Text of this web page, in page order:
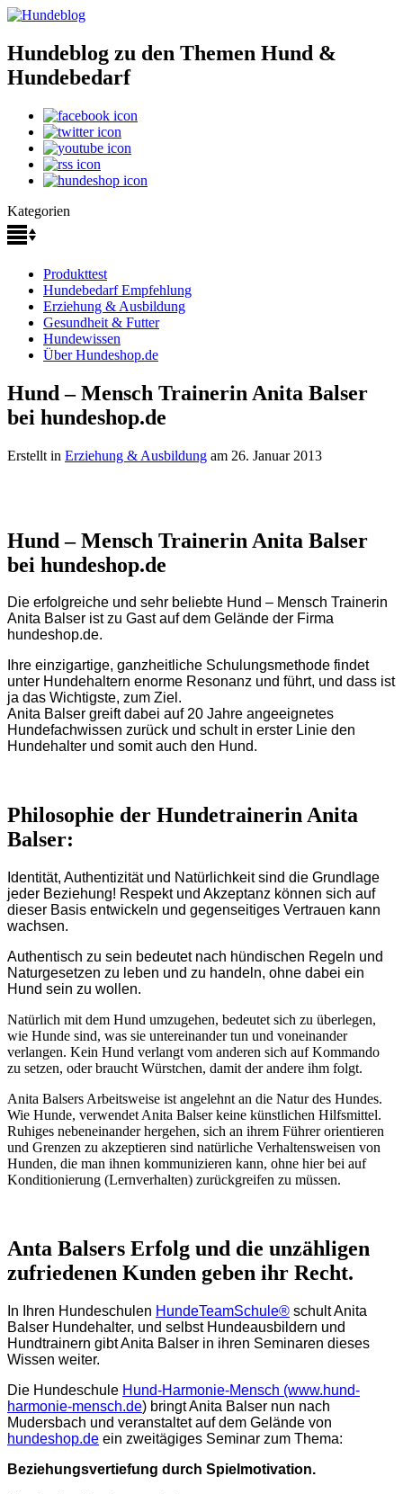
Hundeblog zu den Themen Hund &
Hundebedarf
Kategorien
Produkttest
Hundebedarf Empfehlung
Erziehung & Ausbildung
Gesundheit & Futter
Hundewissen
Über Hundeshop.de
Hund – Mensch Trainerin Anita Balser
bei hundeshop.de
Erstellt in Erziehung & Ausbildung am 26. Januar 2013
Hund – Mensch Trainerin Anita Balser
bei hundeshop.de
Die erfolgreiche und sehr beliebte Hund – Mensch Trainerin
Anita Balser ist zu Gast auf dem Gelände der Firma
hundeshop.de.
Ihre einzigartige, ganzheitliche Schulungsmethode findet
unter Hundehaltern enorme Resonanz und führt, und dass ist
ja das Wichtigste, zum Ziel.
Anita Balser greift dabei auf 20 Jahre angeeignetes
Hundefachwissen zurück und schult in erster Linie den
Hundehalter und somit auch den Hund.
Philosophie der Hundetrainerin Anita
Balser:
Identität, Authentizität und Natürlichkeit sind die Grundlage
jeder Beziehung! Respekt und Akzeptanz können sich auf
dieser Basis entwickeln und gegenseitiges Vertrauen kann
wachsen.
Authentisch zu sein bedeutet nach hündischen Regeln und
Naturgesetzen zu leben und zu handeln, ohne dabei ein
Hund sein zu wollen.
Natürlich mit dem Hund umzugehen, bedeutet sich zu überlegen,
wie Hunde sind, was sie untereinander tun und voneinander
verlangen. Kein Hund verlangt vom anderen sich auf Kommando
zu setzen, oder braucht Würstchen, damit der andere ihm folgt.
Anita Balsers Arbeitsweise ist angelehnt an die Natur des Hundes.
Wie Hunde, verwendet Anita Balser keine künstlichen Hilfsmittel.
Ruhiges nebeneinander hergehen, sich an ihrem Führer orientieren
und Grenzen zu akzeptieren sind natürliche Verhaltensweisen von
Hunden, die man ihnen kommunizieren kann, ohne hier bei auf
Konditionierung (Lernverhalten) zurückgreifen zu müssen.
Anta Balsers Erfolg und die unzähligen
zufriedenen Kunden geben ihr Recht.
In Ihren Hundeschulen HundeTeamSchule® schult Anita
Balser Hundehalter, und selbst Hundeausbildern und
Hundtrainern gibt Anita Balser in ihren Seminaren dieses
Wissen weiter.
Die Hundeschule Hund-Harmonie-Mensch (www.hund-
harmonie-mensch.de) bringt Anita Balser nun nach
Mudersbach und veranstaltet auf dem Gelände von
hundeshop.de ein zweitägiges Seminar zum Thema:
Beziehungsvertiefung durch Spielmotivation.